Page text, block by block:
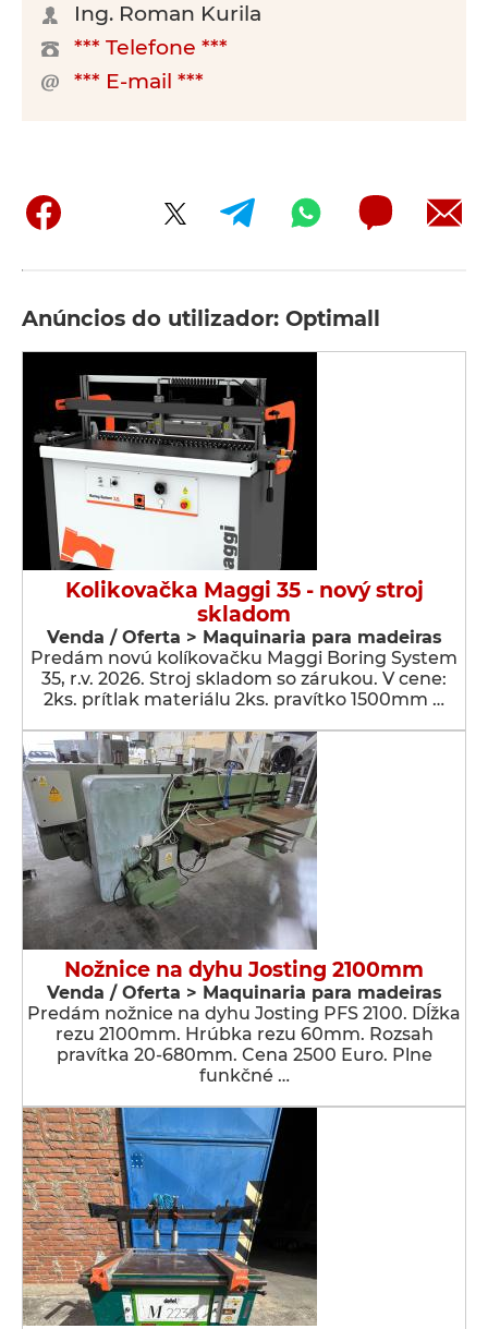
Ing. Roman Kurila
*** Telefone ***
*** E-mail ***
Anúncios do utilizador: Optimall
Kolikovačka Maggi 35 - nový stroj
skladom
Venda / Oferta > Maquinaria para madeiras
Predám novú kolíkovačku Maggi Boring System
35, r.v. 2026. Stroj skladom so zárukou. V cene:
2ks. prítlak materiálu 2ks. pravítko 1500mm …
Nožnice na dyhu Josting 2100mm
Venda / Oferta > Maquinaria para madeiras
Predám nožnice na dyhu Josting PFS 2100. Dĺžka
rezu 2100mm. Hrúbka rezu 60mm. Rozsah
pravítka 20-680mm. Cena 2500 Euro. Plne
funkčné …